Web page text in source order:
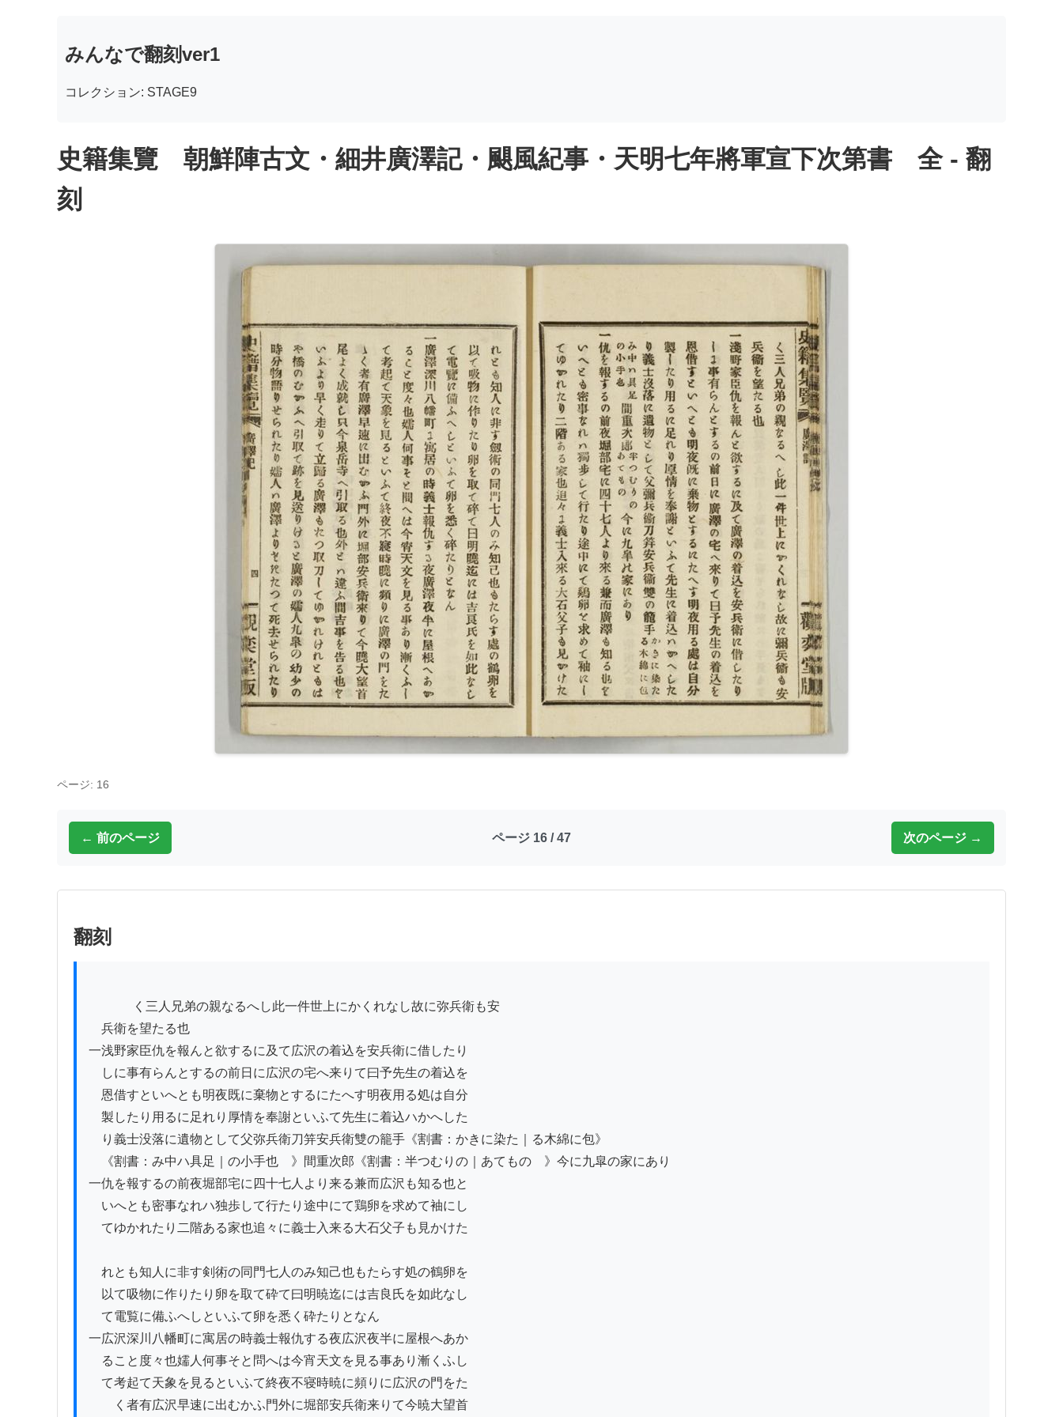
みんなで翻刻ver1
コレクション: STAGE9
史籍集覽 朝鮮陣古文・細井廣澤記・颶風紀事・天明七年將軍宣下次第書 全 - 翻
刻
ページ: 16
← 前のページ ページ 16 / 47 次のページ →
翻刻
兵衛を望たる也
一浅野家臣仇を報んと欲するに及て広沢の着込を安兵衛に借したり
しに事有らんとするの前日に広沢の宅へ来りて曰予先生の着込を
恩借すといへとも明夜既に棄物とするにたへす明夜用る処は自分
製したり用るに足れり厚情を奉謝といふて先生に着込ハかへした
り義士没落に遺物として父弥兵衛刀笄安兵衛雙の籠手《割書：かきに染た｜る木綿に包》
《割書：み中ハ具足｜の小手也　》間重次郎《割書：半つむりの｜あてもの　》今に九皐の家にあり
一仇を報するの前夜堀部宅に四十七人より来る兼而広沢も知る也と
いへとも密事なれハ独歩して行たり途中にて鶏卵を求めて袖にし
てゆかれたり二階ある家也追々に義士入来る大石父子も見かけた
れとも知人に非す剣術の同門七人のみ知己也もたらす処の鶴卵を
以て吸物に作りたり卵を取て砕て曰明暁迄には吉良氏を如此なし
て電覧に備ふへしといふて卵を悉く砕たりとなん
一広沢深川八幡町に寓居の時義士報仇する夜広沢夜半に屋根へあか
ること度々也嬬人何事そと問へは今宵天文を見る事あり漸くふし
て考起て天象を見るといふて終夜不寝時暁に頻りに広沢の門をた
ゝく者有広沢早速に出むかふ門外に堀部安兵衛来りて今暁大望首